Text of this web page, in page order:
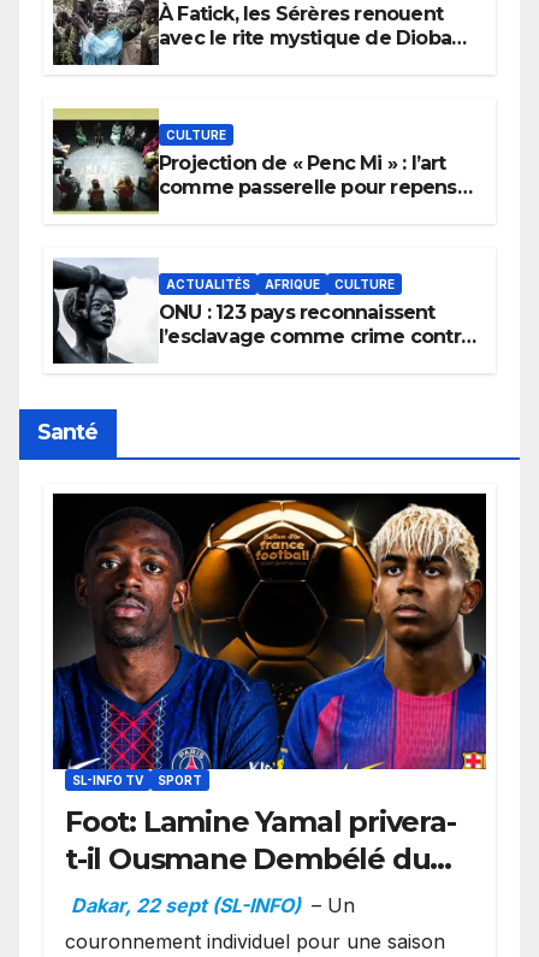
À Fatick, les Sérères renouent
avec le rite mystique de Diobaye
CULTURE
Projection de « Penc Mi » : l’art
comme passerelle pour repenser
ACTUALITÉS AFRIQUE CULTURE
ONU : 123 pays reconnaissent
l’esclavage comme crime contre
Santé
SL-INFO TV SPORT
Foot: Lamine Yamal privera-
t-il Ousmane Dembélé du
Ballon d’or ?
Dakar, 22 sept (SL-INFO) – Un
couronnement individuel pour une saison